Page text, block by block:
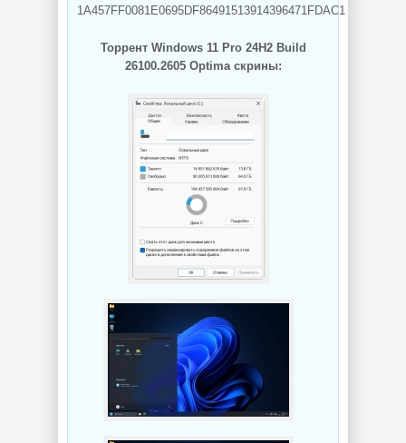
1A457FF0081E0695DF86491513914396471FDAC1
Торрент Windows 11 Pro 24H2 Build
26100.2605 Optima скрины: